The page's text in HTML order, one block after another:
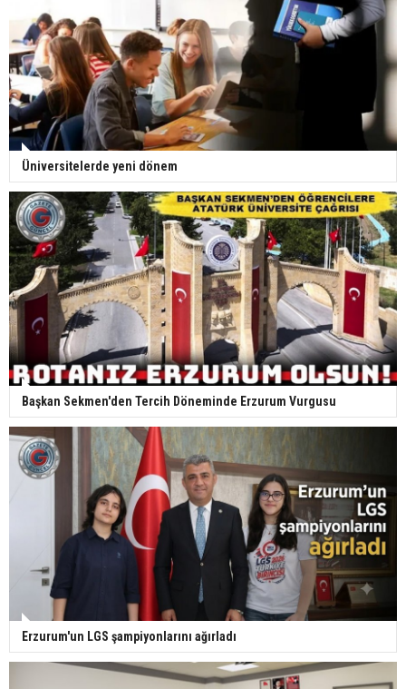
Üniversitelerde yeni dönem
Başkan Sekmen'den Tercih Döneminde Erzurum Vurgusu
Erzurum'un LGS şampiyonlarını ağırladı